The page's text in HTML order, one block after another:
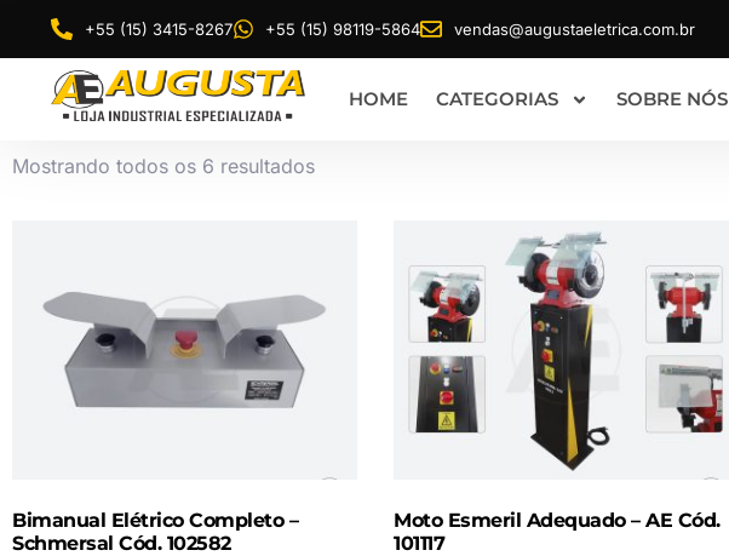
+55 (15) 3415-8267 +55 (15) 98119-5864 vendas@augustaeletrica.com.br
HOME CATEGORIAS SOBRE NÓS
Mostrando todos os 6 resultados
Bimanual Elétrico Completo –
Schmersal Cód. 102582
Moto Esmeril Adequado – AE Cód.
101117